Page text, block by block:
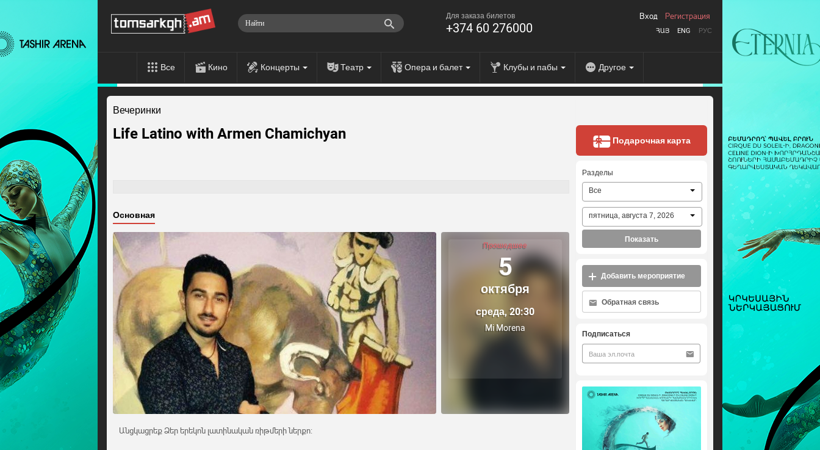
Для заказа билетов
+374 60 276000 ՀԱՅ ENG РУС
Вход Регистрация
Все Кино Концерты Театр Опера и балет Клубы и пабы Другое
Вечеринки
Life Latino with Armen Chamichyan
Основная
Прошедшее
5
октября
среда, 20:30
Mi Morena
Անցկացրեք Ձեր երեկոն լատինական ռիթմերի ներքո:
Подарочная карта
Разделы
Все
пятница, августа 7, 2026
Показать
Добавить мероприятие
Обратная связь
Подписаться